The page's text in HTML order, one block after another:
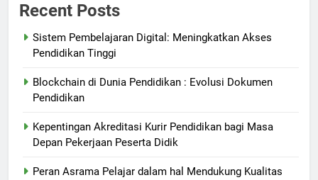
Recent Posts
Sistem Pembelajaran Digital: Meningkatkan Akses
Pendidikan Tinggi
Blockchain di Dunia Pendidikan : Evolusi Dokumen
Pendidikan
Kepentingan Akreditasi Kurir Pendidikan bagi Masa
Depan Pekerjaan Peserta Didik
Peran Asrama Pelajar dalam hal Mendukung Kualitas